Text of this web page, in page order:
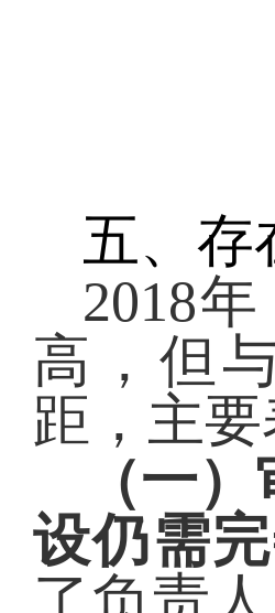
五、存
2018
高，但
距，主要
（一
设仍需完
了负责